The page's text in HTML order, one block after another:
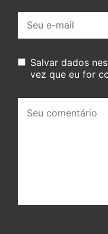
mail:
Salvar dados
vez que eu for
comentário: